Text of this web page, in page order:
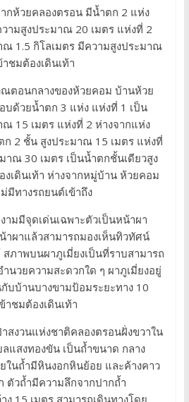
กห้วยคลองตรอน มีน้ำตก 2 แห่ง
ามสูงประมาณ 20 เมตร แห่งที่ 2
1.5 กิโลเมตร มีความสูงประมาณ
ชมต้องเดินเท้า
ณตอนกลางของห้วยคอม บ้านห้วย
บด้วยน้ำตก 3 แห่ง แห่งที่ 1 เป็น
15 เมตร แห่งที่ 2 ห่างจากแห่ง
ก 2 ชั้น สูงประมาณ 15 เมตร แห่งที่
าณ 30 เมตร เป็นน้ำตกชั้นเดียวสูง
งเดินเท้า ห่างจากหมู่บ้าน ห้วยคอม
มีทางรถยนต์เข้าถึง
ามมีจุดเด่นเฉพาะตัวเป็นหน้าผา
ผาแล้วสามารถมองเห็นทิวทัศน์
ภาพบนผาภูเมี่ยงเป็นที่ราบสามารถ
นวยความสะดวกใด ๆ ผาภูเมี่ยงอยู่
บบ้านบางขามป้อมระยะทาง 10
าชมต้องเดินเท้า
สงวนแห่งชาติคลองตรอนฝั่งขวาใน
แสงทองขัน เป็นถ้ำขนาด กลาง
นถ้ำมีหินงอกหินย้อย และค้างคาว
ตัวถ้ำมีความลึกจากปากถ้ำ